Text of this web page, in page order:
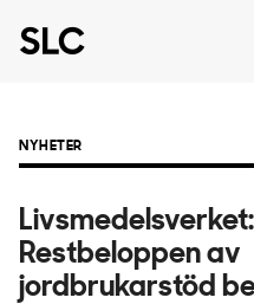
NYHETER
Livsmedelsverket:
Restbeloppen av
jordbrukarstöd